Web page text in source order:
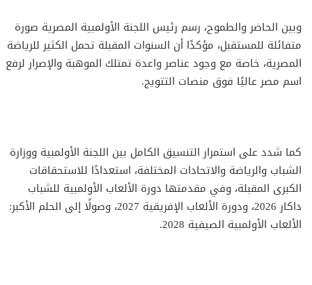
وبين الحاضر والطموح، رسم رئيس اللجنة الأولمبية المصرية صورة
متفائلة للمستقبل، مؤكدًا أن السنوات المقبلة تحمل الكثير للرياضة
المصرية، خاصة مع وجود عناصر واعدة تمتلك الموهبة والإصرار لرفع
اسم مصر عاليًا فوق منصات التتويج.
كما شدد على استمرار التنسيق الكامل بين اللجنة الأولمبية ووزارة
الشباب والرياضة والاتحادات المختلفة، استعدادًا للاستحقاقات
الكبرى المقبلة، وفي مقدمتها دورة الألعاب الأولمبية للشباب
داكار 2026، ودورة الألعاب الإفريقية 2027، وصولًا إلى الحلم الأكبر:
الألعاب الأولمبية الصيفية 2028.